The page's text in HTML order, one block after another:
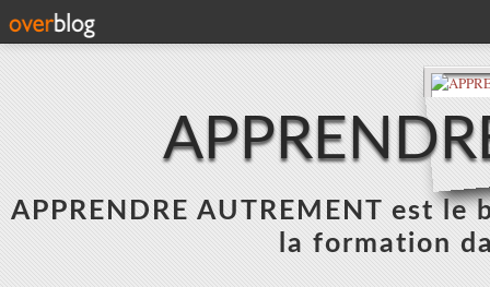
APPRENDRE AUTREMENT est
la formation